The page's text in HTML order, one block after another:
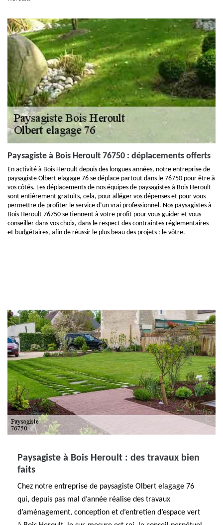
Paysagiste à Bois Heroult 76750 : déplacements offerts
En activité à Bois Heroult depuis des longues années, notre entreprise de
paysagiste Olbert elagage 76 se déplace partout dans le 76750 pour être à
vos côtés. Les déplacements de nos équipes de paysagistes à Bois Heroult
sont entièrement gratuits, cela, pour alléger vos dépenses et pour vous
permettre de profiter le service d’un vrai professionnel. Nos paysagistes à
Bois Heroult 76750 se tiennent à votre profit pour vous guider et vous
conseiller dans vos choix, dans le respect des contraintes réglementaires
et budgétaires, afin de réussir le plus beau des projets : le vôtre.
Paysagiste à Bois Heroult : des travaux bien
faits
Chez notre entreprise de paysagiste Olbert elagage 76
qui, depuis pas mal d’année réalise des travaux
d’aménagement, conception et d’entretien d’espace vert